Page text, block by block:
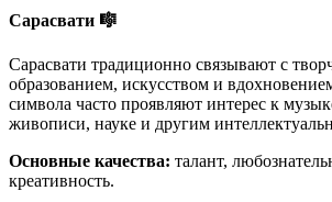
Сарасвати 🎼
Сарасвати традиционно связывают с
образованием, искусством и
символа часто проявляют интерес к
живописи, науке и другим
Основные качества: талант,
креативность.